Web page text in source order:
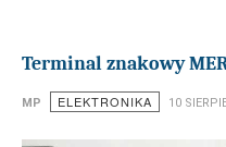
Terminal znakowy
MP ELEKTRONIKA 10